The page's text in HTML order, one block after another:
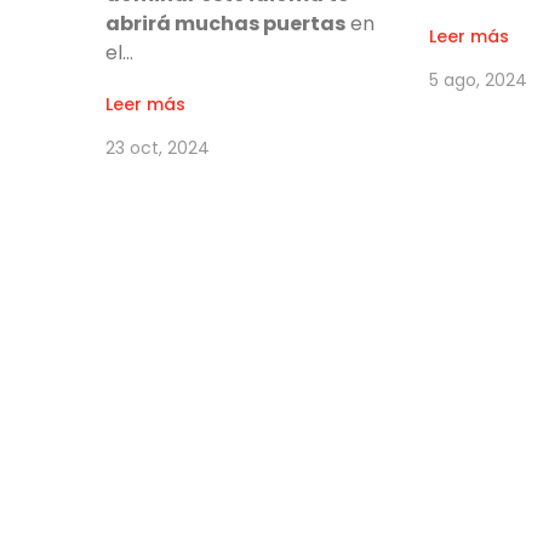
abrirá muchas puertasen
el…
Leer más
23 oct, 2024
Leer más
5 ago, 2024